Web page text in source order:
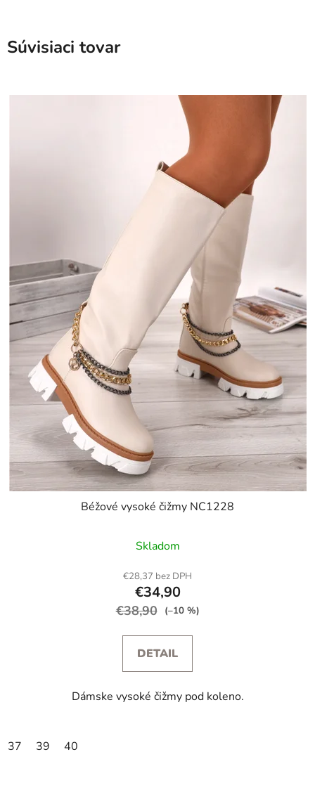
Súvisiaci tovar
Béžové vysoké čižmy NC1228
Skladom
€28,37 bez DPH
€34,90
€38,90 (–10 %)
DETAIL
Dámske vysoké čižmy pod koleno.
37 39 40